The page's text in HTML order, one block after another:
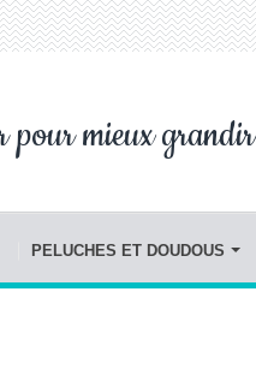
pour mieux grandir
PELUCHES ET DOUDOUS